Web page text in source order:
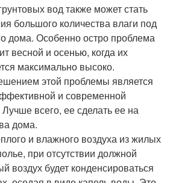
вод также может стать
большого количества влаги под
дома. Особенно остро проблема
весной и осенью, когда их
максимально высоко.
этой проблемы является
и современной
всего, ее сделать ее на
дома.
и влажного воздуха из жилых
при отсутствии должной
воздух будет конденсироваться